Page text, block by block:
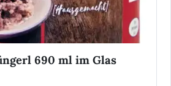
690 ml im Glas